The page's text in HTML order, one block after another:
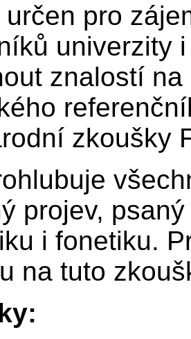
určen pro
univerzity
znalostí
zkoušky
projev,
i fonetiku.
na tuto